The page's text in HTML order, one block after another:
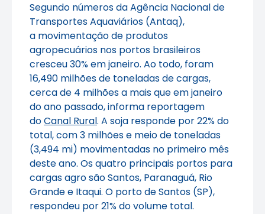
Segundo números da Agência Nacional de
Transportes Aquaviários (Antaq),
a movimentação de produtos
agropecuários nos portos brasileiros
cresceu 30% em janeiro. Ao todo, foram
16,490 milhões de toneladas de cargas,
cerca de 4 milhões a mais que em janeiro
do ano passado, informa reportagem
doCanal Rural. A soja responde por 22% do
total, com 3 milhões e meio de toneladas
(3,494 mi) movimentadas no primeiro mês
deste ano. Os quatro principais portos para
cargas agro são Santos, Paranaguá, Rio
Grande e Itaqui. O porto de Santos (SP),
respondeu por 21% do volume total.